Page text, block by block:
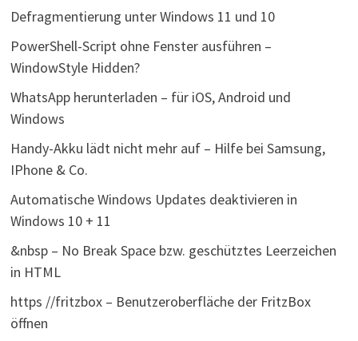
Defragmentierung unter Windows 11 und 10
PowerShell-Script ohne Fenster ausführen –
WindowStyle Hidden?
WhatsApp herunterladen – für iOS, Android und
Windows
Handy-Akku lädt nicht mehr auf – Hilfe bei Samsung,
IPhone & Co.
Automatische Windows Updates deaktivieren in
Windows 10 + 11
&nbsp – No Break Space bzw. geschütztes Leerzeichen
in HTML
https //fritzbox – Benutzeroberfläche der FritzBox
öffnen